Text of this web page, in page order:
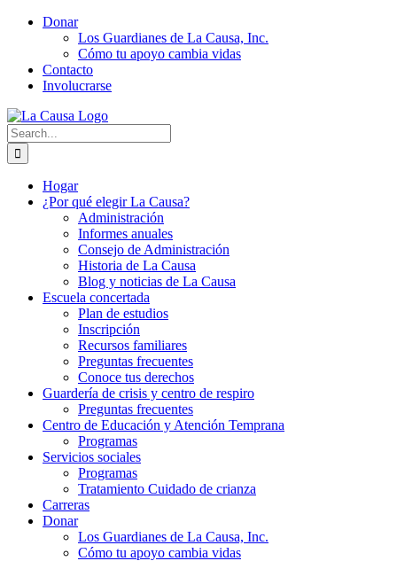
Skip
Donar
Los Guardianes de La Causa, Inc.
Cómo tu apoyo cambia vidas
Contacto
Involucrarse
Search
for:
Hogar
¿Por qué elegir La Causa?
Administración
Informes anuales
Consejo de Administración
Historia de La Causa
Blog y noticias de La Causa
Escuela concertada
Plan de estudios
Inscripción
Recursos familiares
Preguntas frecuentes
Conoce tus derechos
Guardería de crisis y centro de respiro
Preguntas frecuentes
Centro de Educación y Atención Temprana
Programas
Servicios sociales
Programas
Tratamiento Cuidado de crianza
Carreras
Donar
Los Guardianes de La Causa, Inc.
Cómo tu apoyo cambia vidas